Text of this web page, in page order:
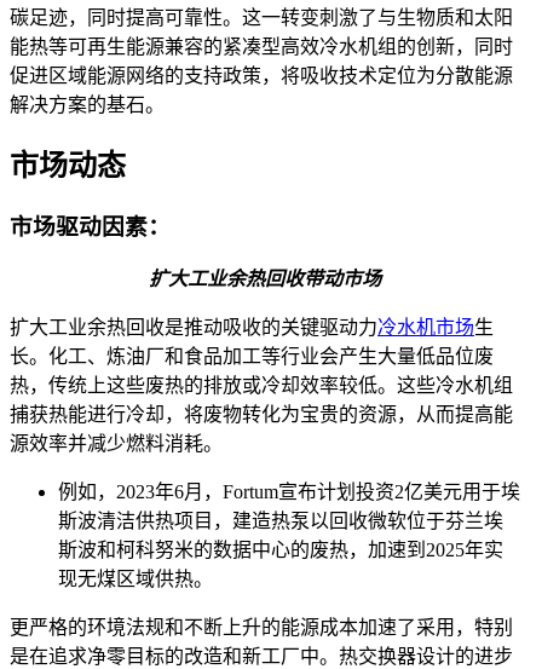
碳足迹，同时提高可靠性。这一转变刺激了与生物质和太阳
能热等可再生能源兼容的紧凑型高效冷水机组的创新，同时
促进区域能源网络的支持政策，将吸收技术定位为分散能源
解决方案的基石。
市场动态
市场驱动因素：
扩大工业余热回收带动市场
扩大工业余热回收是推动吸收的关键驱动力冷水机市场生
长。化工、炼油厂和食品加工等行业会产生大量低品位废
热，传统上这些废热的排放或冷却效率较低。这些冷水机组
捕获热能进行冷却，将废物转化为宝贵的资源，从而提高能
源效率并减少燃料消耗。
例如，2023年6月，Fortum宣布计划投资2亿美元用于埃
斯波清洁供热项目，建造热泵以回收微软位于芬兰埃
斯波和柯科努米的数据中心的废热，加速到2025年实
现无煤区域供热。
更严格的环境法规和不断上升的能源成本加速了采用，特别
是在追求净零目标的改造和新工厂中。热交换器设计的进步